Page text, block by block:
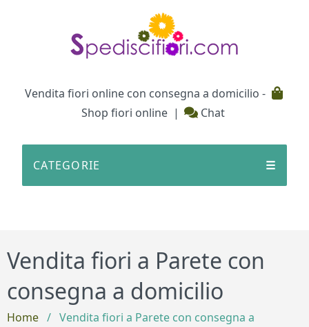
Vendita fiori online con consegna a domicilio -
Shop fiori online | Chat
CATEGORIE ☰
Vendita fiori a Parete con
consegna a domicilio
Home / Vendita fiori a Parete con consegna a